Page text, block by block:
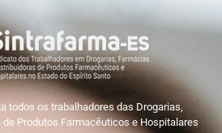
todos os trabalhadores das Drogarias,
Produtos Farmacêuticos e Hospitalares